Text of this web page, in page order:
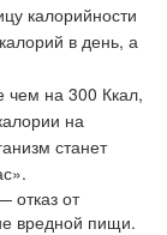
калорийности
в день, а
чем на 300 Ккал,
на
станет
отказ от
вредной пищи.